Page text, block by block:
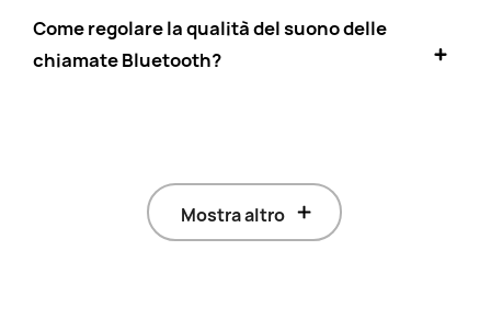
Come regolare la qualità del suono delle
chiamate Bluetooth?
Mostra altro